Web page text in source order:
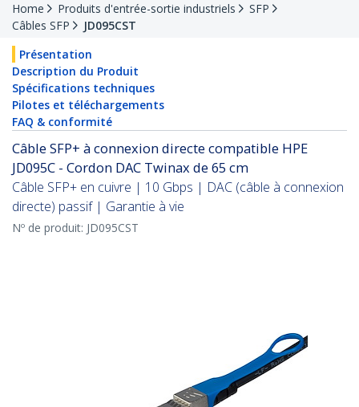
Home Produits d'entrée-sortie industriels
SFP
Câbles SFP
JD095CST
Présentation
Description du Produit
Spécifications techniques
Pilotes et téléchargements
FAQ & conformité
Câble SFP+ à connexion directe compatible HPE
JD095C - Cordon DAC Twinax de 65 cm
Câble SFP+ en cuivre | 10 Gbps | DAC (câble à connexion
directe) passif | Garantie à vie
Nº de produit: JD095CST